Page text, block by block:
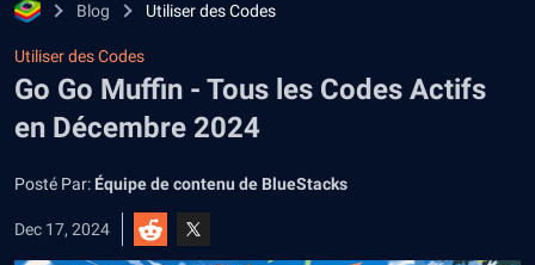
Blog Utiliser des Codes
Utiliser des Codes
Go Go Muffin - Tous les Codes Actifs
en Décembre 2024
Posté Par: Équipe de contenu de BlueStacks
Dec 17, 2024